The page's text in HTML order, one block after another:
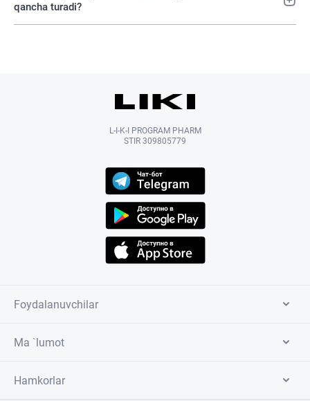
qancha turadi?
L-I-K-I PROGRAM PHARM
STIR 309805779
Foydalanuvchilar
Ma `lumot
Hamkorlar